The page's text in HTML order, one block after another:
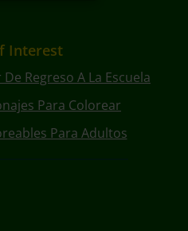
Interest
Regreso A La Escuela
Para Colorear
Para Adultos